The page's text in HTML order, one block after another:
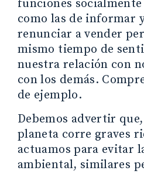
funciones
como las de informar
renunciar a vender
mismo tiempo de
nuestra relación con
con los demás.
de ejemplo.
Debemos advertir
planeta corre graves
actuamos para evitar
ambiental, similares